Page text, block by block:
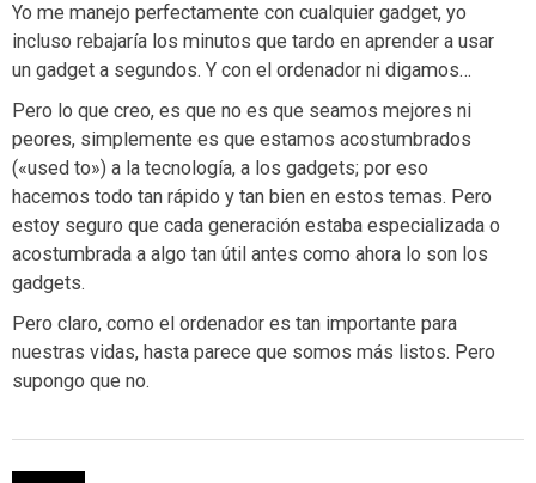
Yo me manejo perfectamente con cualquier gadget, yo
incluso rebajaría los minutos que tardo en aprender a usar
un gadget a segundos. Y con el ordenador ni digamos…
Pero lo que creo, es que no es que seamos mejores ni
peores, simplemente es que estamos acostumbrados
(«used to») a la tecnología, a los gadgets; por eso
hacemos todo tan rápido y tan bien en estos temas. Pero
estoy seguro que cada generación estaba especializada o
acostumbrada a algo tan útil antes como ahora lo son los
gadgets.
Pero claro, como el ordenador es tan importante para
nuestras vidas, hasta parece que somos más listos. Pero
supongo que no.